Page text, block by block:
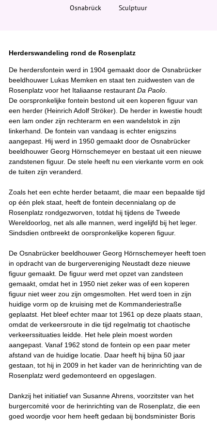
Osnabrück Sculptuur
Herderswandeling rond de Rosenplatz
De herdersfontein werd in 1904 gemaakt door de Osnabrücker
beeldhouwer Lukas Memken en staat ten zuidwesten van de
Rosenplatz voor het Italiaanse restaurant Da Paolo.
De oorspronkelijke fontein bestond uit een koperen figuur van
een herder (Heinrich Adolf Ströker). De herder in kwestie houdt
een lam onder zijn rechterarm en een wandelstok in zijn
linkerhand. De fontein van vandaag is echter enigszins
aangepast. Hij werd in 1950 gemaakt door de Osnabrücker
beeldhouwer Georg Hörnschemeyer en bestaat uit een nieuwe
zandstenen figuur. De stele heeft nu een vierkante vorm en ook
de tuiten zijn veranderd.
Zoals het een echte herder betaamt, die maar een bepaalde tijd
op één plek staat, heeft de fontein decennialang op de
Rosenplatz rondgezworven, totdat hij tijdens de Tweede
Wereldoorlog, net als alle mannen, werd ingelijfd bij het leger.
Sindsdien ontbreekt de oorspronkelijke koperen figuur.
De Osnabrücker beeldhouwer Georg Hörnschemeyer heeft toen
in opdracht van de burgervereniging Neustadt deze nieuwe
figuur gemaakt. De figuur werd met opzet van zandsteen
gemaakt, omdat het in 1950 niet zeker was of een koperen
figuur niet weer zou zijn omgesmolten. Het werd toen in zijn
huidige vorm op de kruising met de Kommanderiestraße
geplaatst. Het bleef echter maar tot 1961 op deze plaats staan,
omdat de verkeersroute in die tijd regelmatig tot chaotische
verkeerssituaties leidde. Het hele plein moest worden
aangepast. Vanaf 1962 stond de fontein op een paar meter
afstand van de huidige locatie. Daar heeft hij bijna 50 jaar
gestaan, tot hij in 2009 in het kader van de herinrichting van de
Rosenplatz werd gedemonteerd en opgeslagen.
Dankzij het initiatief van Susanne Ahrens, voorzitster van het
burgercomité voor de herinrichting van de Rosenplatz, die een
goed woordje voor hem heeft gedaan bij bondsminister Boris